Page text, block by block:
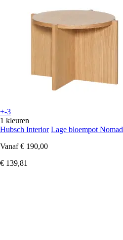
+-3
1 kleuren
Hubsch Interior Lage bloempot Nomad
Vanaf € 190,00
€ 139,81